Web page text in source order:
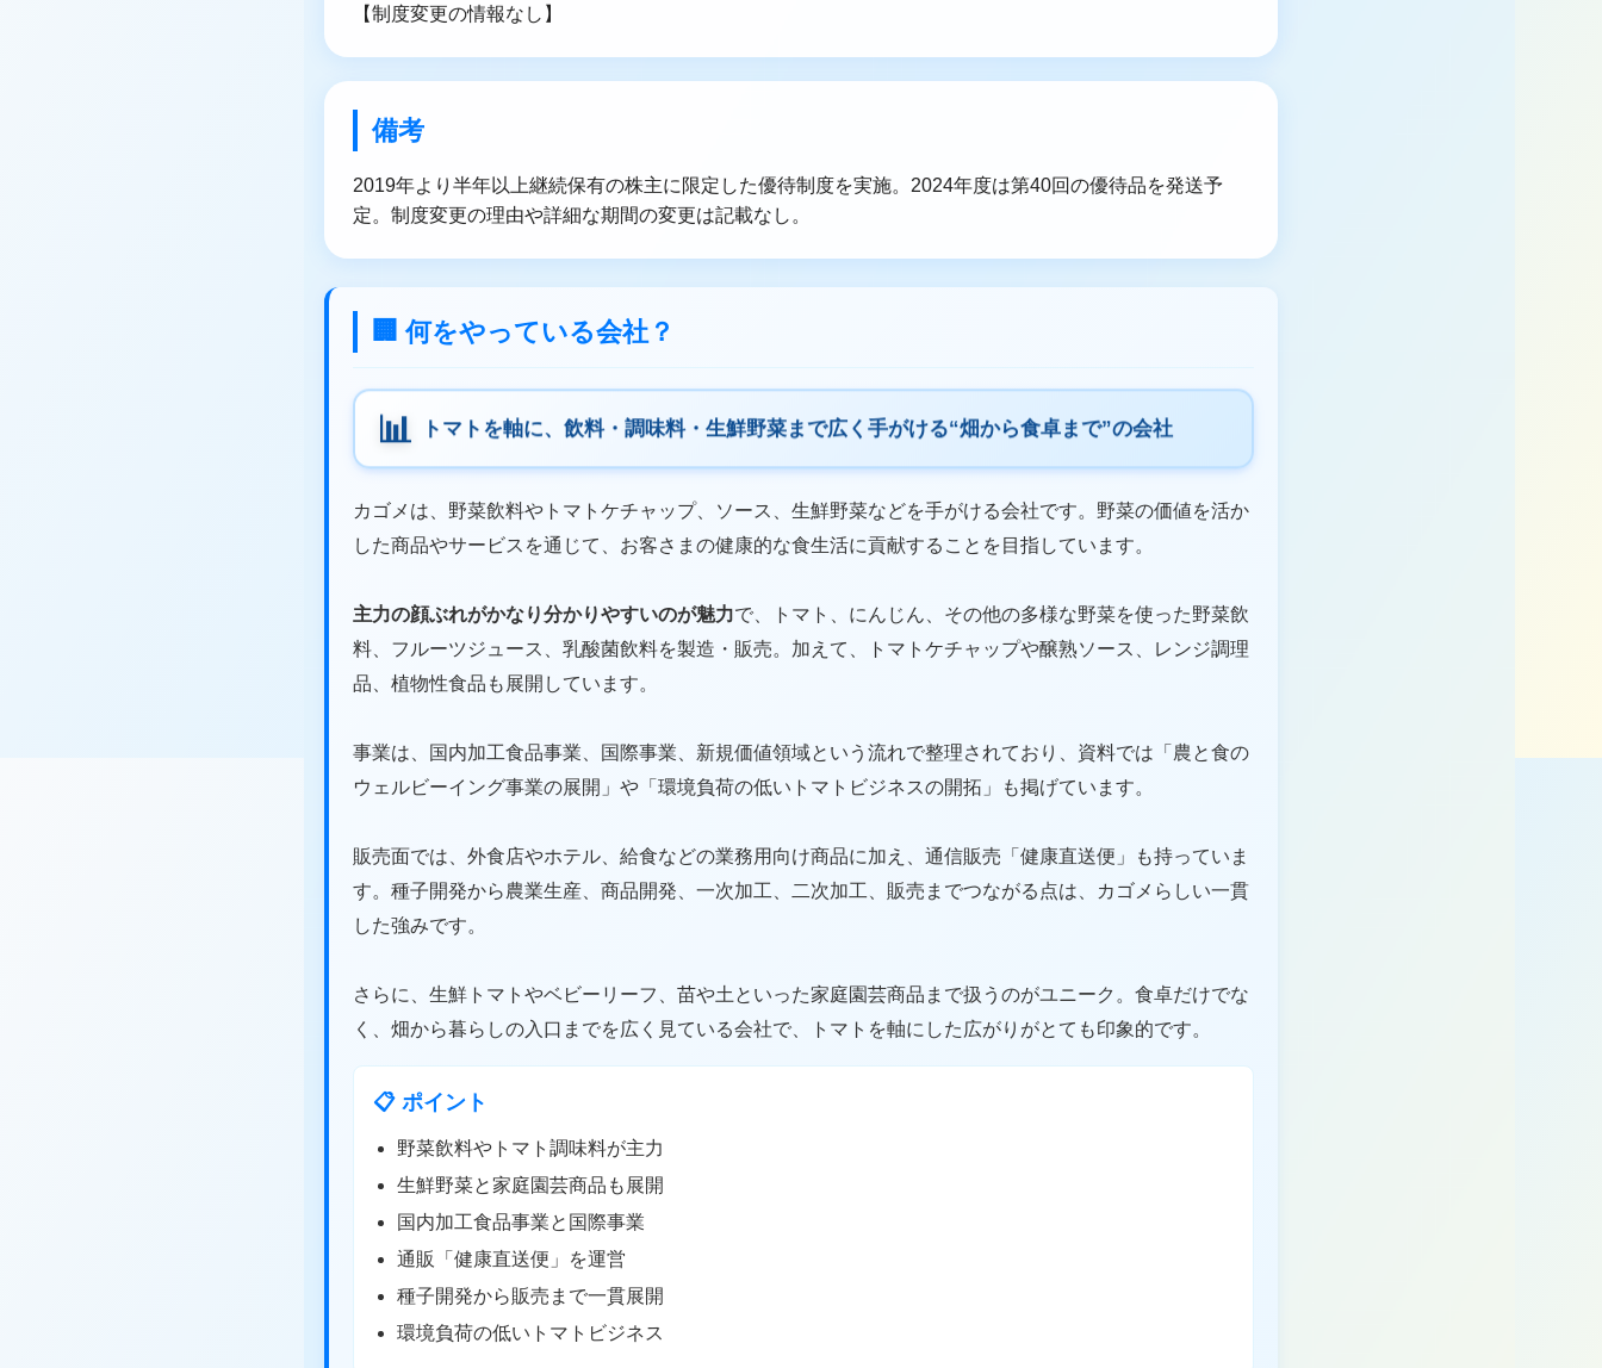
【制度変更の情報なし】
備考
2019年より半年以上継続保有の株主に限定した優待制度を実施。2024年度は第40回の優待品を発送予
定。制度変更の理由や詳細な期間の変更は記載なし。
🏢 何をやっている会社？
トマトを軸に、飲料・調味料・生鮮野菜まで広く手がける“畑から食卓まで”の会社
カゴメは、野菜飲料やトマトケチャップ、ソース、生鮮野菜などを手がける会社です。野菜の価値を活か
した商品やサービスを通じて、お客さまの健康的な食生活に貢献することを目指しています。
主力の顔ぶれがかなり分かりやすいのが魅力で、トマト、にんじん、その他の多様な野菜を使った野菜飲
料、フルーツジュース、乳酸菌飲料を製造・販売。加えて、トマトケチャップや醸熟ソース、レンジ調理
品、植物性食品も展開しています。
事業は、国内加工食品事業、国際事業、新規価値領域という流れで整理されており、資料では「農と食の
ウェルビーイング事業の展開」や「環境負荷の低いトマトビジネスの開拓」も掲げています。
販売面では、外食店やホテル、給食などの業務用向け商品に加え、通信販売「健康直送便」も持っていま
す。種子開発から農業生産、商品開発、一次加工、二次加工、販売までつながる点は、カゴメらしい一貫
した強みです。
さらに、生鮮トマトやベビーリーフ、苗や土といった家庭園芸商品まで扱うのがユニーク。食卓だけでな
く、畑から暮らしの入口までを広く見ている会社で、トマトを軸にした広がりがとても印象的です。
📋 ポイント
野菜飲料やトマト調味料が主力
生鮮野菜と家庭園芸商品も展開
国内加工食品事業と国際事業
通販「健康直送便」を運営
種子開発から販売まで一貫展開
環境負荷の低いトマトビジネス